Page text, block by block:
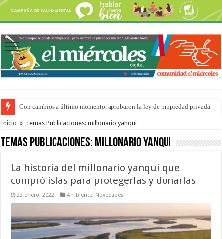
Con cambios a último momento, aprobaron la ley de propiedad privada
Del viernes 7 al domingo 9 de agosto: la agenda ¿A dónde ir? para este
Inicio » Temas Publicaciones: millonario yanqui
Temas Publicaciones: millonario yanqui
La historia del millonario yanqui que
compró islas para protegerlas y donarlas
22 enero, 2022 Ambiente, Novedades